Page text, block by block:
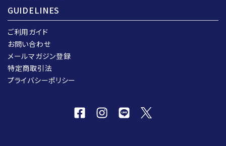
GUIDELINES
ご利用ガイド
お問い合わせ
メールマガジン登録
特定商取引法
プライバシーポリシー